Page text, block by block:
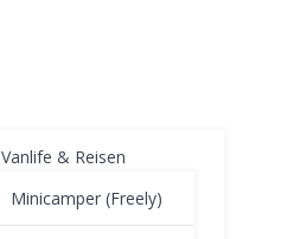
Vanlife & Reisen
Minicamper (Freely)